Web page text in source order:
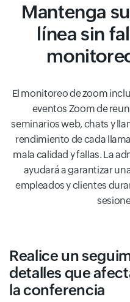
Mantenga
línea sin
El monitoreo de zoom
eventos Zoom de
seminarios web, chats y
rendimiento de cada
mala calidad y fallas. La
ayudará a garantizar
empleados y clientes
Realice un
detalles que
la conferencia